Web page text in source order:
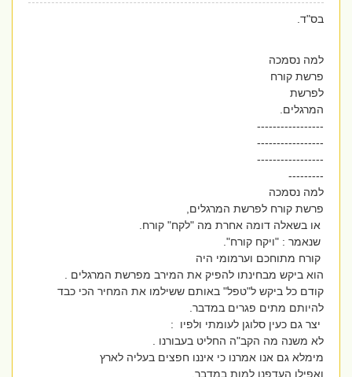
בס"ד.
למה נסמכה
פרשת קורח
לפרשת
המרגלים.
-----------------
-----------------
-----------------
---------
למה נסמכה
פרשת קורח לפרשת המרגלים,
או בשאלה דומה אחרת מה "לקח" קורח.
שנאמר : "ויקח קורח".
קורח מתוחכם וערמומי היה
הוא ביקש מבחינתו להפיק את המירב מפרשת המרגלים .
קודם כל ביקש ל"טפל" באותם ששילמו את המחיר הכי כבד
להיותם מתים פגרים במדבר.
יצר גם כעין סלוגן לעומתי ולפיו :
לא משנה מה הקב"ה החליט בעבורנו .
מימלא גם אנו אמרנו כי איננו חפצים בעליה לארץ
ואפילו העדפנו למות במדבר.